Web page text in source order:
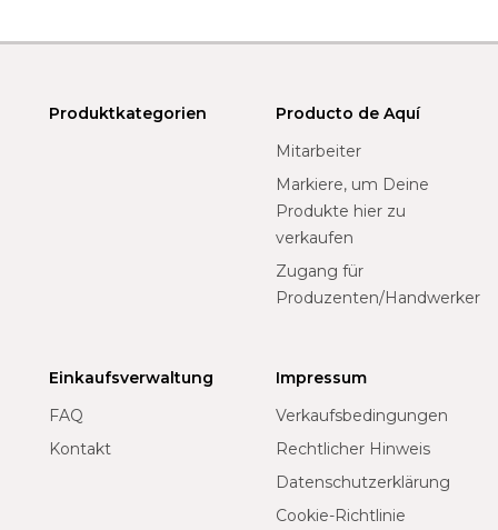
Produktkategorien
Producto de Aquí
Mitarbeiter
Markiere, um Deine
Produkte hier zu
verkaufen
Zugang für
Produzenten/Handwerker
Einkaufsverwaltung
FAQ
Kontakt
Impressum
Verkaufsbedingungen
Rechtlicher Hinweis
Datenschutzerklärung
Cookie-Richtlinie